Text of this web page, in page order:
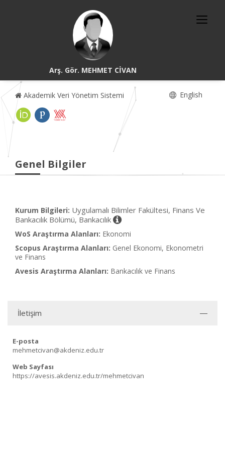
Arş. Gör. MEHMET CİVAN
Akademik Veri Yönetim Sistemi English
Genel Bilgiler
Kurum Bilgileri: Uygulamalı Bilimler Fakültesi, Finans Ve
Bankacılık Bölümü, Bankacılık
WoS Araştırma Alanları: Ekonomi
Scopus Araştırma Alanları: Genel Ekonomi, Ekonometri
ve Finans
Avesis Araştırma Alanları: Bankacılık ve Finans
İletişim
E-posta
mehmetcivan@akdeniz.edu.tr
Web Sayfası
https://avesis.akdeniz.edu.tr/mehmetcivan